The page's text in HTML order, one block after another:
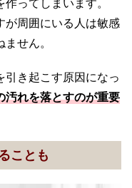
ってしまいます。
が周囲にいる人は敏感
せん。
き起こす原因になっ
汚れを落とすのが重要
ことも